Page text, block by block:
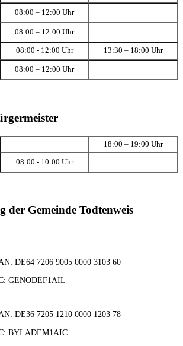
08:00 – 12:00 Uhr
08:00 – 12:00 Uhr
08:00 - 12:00 Uhr 13:30 – 18:00 Uhr
08:00 – 12:00 Uhr
18:00 – 19:00 Uhr
08:00 - 10:00 Uhr
der Gemeinde Todtenweis
DE64 7206 9005 0000 3103 60
GENODEF1AIL
DE36 7205 1210 0000 1203 78
BYLADEM1AIC